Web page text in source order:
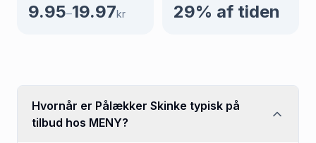
9.95–19.97kr 29% af tiden
Hvornår er Pålækker Skinke typisk på
tilbud hos MENY?